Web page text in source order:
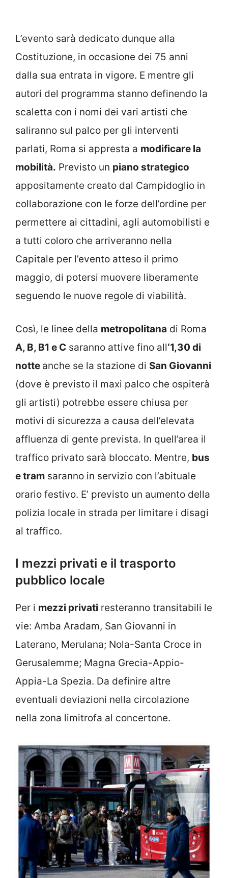
L’evento sarà dedicato dunque alla
Costituzione, in occasione dei 75 anni
dalla sua entrata in vigore. E mentre gli
autori del programma stanno definendo la
scaletta con i nomi dei vari artisti che
saliranno sul palco per gli interventi
parlati, Roma si appresta a modificare la
mobilità. Previsto un piano strategico
appositamente creato dal Campidoglio in
collaborazione con le forze dell’ordine per
permettere ai cittadini, agli automobilisti e
a tutti coloro che arriveranno nella
Capitale per l’evento atteso il primo
maggio, di potersi muovere liberamente
seguendo le nuove regole di viabilità.
Così, le linee della metropolitana di Roma
A, B, B1 e C saranno attive fino all‘1,30 di
notte anche se la stazione di San Giovanni
(dove è previsto il maxi palco che ospiterà
gli artisti) potrebbe essere chiusa per
motivi di sicurezza a causa dell’elevata
affluenza di gente prevista. In quell’area il
traffico privato sarà bloccato. Mentre, bus
e tram saranno in servizio con l’abituale
orario festivo. E’ previsto un aumento della
polizia locale in strada per limitare i disagi
al traffico.
I mezzi privati e il trasporto
pubblico locale
Per i mezzi privati resteranno transitabili le
vie: Amba Aradam, San Giovanni in
Laterano, Merulana; Nola-Santa Croce in
Gerusalemme; Magna Grecia-Appio-
Appia-La Spezia. Da definire altre
eventuali deviazioni nella circolazione
nella zona limitrofa al concertone.